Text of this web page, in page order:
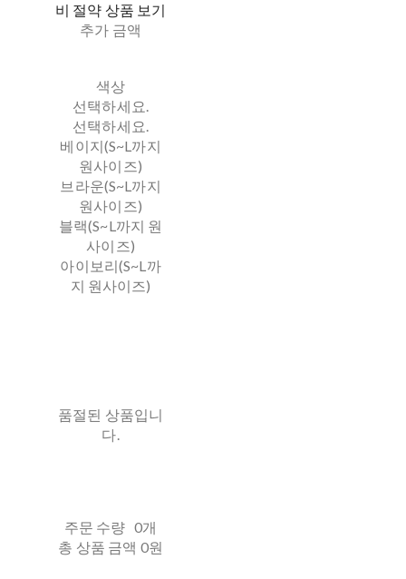
비 절약 상품 보기
추가 금액
색상
선택하세요.
선택하세요.
베이지(S~L까지
원사이즈)
브라운(S~L까지
원사이즈)
블랙(S~L까지 원
사이즈)
아이보리(S~L까
지 원사이즈)
품절된 상품입니
다.
주문 수량 0개
총 상품 금액 0원